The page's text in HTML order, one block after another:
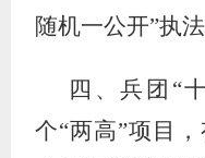
随机一公开”执
四、兵团 “
个“两高”项目